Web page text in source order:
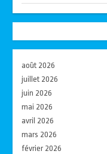
août 2026
juillet 2026
juin 2026
mai 2026
avril 2026
mars 2026
février 2026